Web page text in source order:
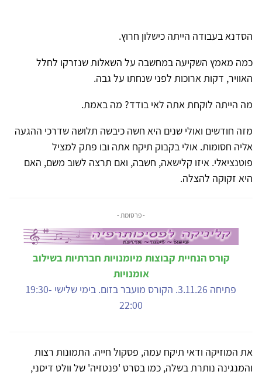
הסדנא בעבודה הייתה כישלון חרוץ.
כמה מאמץ השקיעה במחשבה על השאלות שנזרקו לחלל
האוויר, דקות ארוכות לפני שנחתו על גבה.
מה הייתה לוקחת אתה לאי בודד? מה באמת.
מזה חודשים ואולי שנים היא חשה כיבשה תלושה שדרכי ההגעה
אליה חסומות. אולי בקבוק תיקח אתה ובו פתק למציל
פוטנציאלי. איזו קלישאה, חשבה, ואם תרצה לשוב משם, האם
היא זקוקה להצלה.
- פרסומת -
קורס הנחיית קבוצות מיומנויות חברתיות בשילוב
אומנויות
פתיחה 3.11.26. הקורס מועבר בזום. בימי שלישי 19:30-
22:00
את המוזיקה ודאי תיקח עמה, פסקול חייה. התמונות רצות
והמנגינה נותרת בשלה, כמו בסרט 'פנטזיה' של וולט דיסני,